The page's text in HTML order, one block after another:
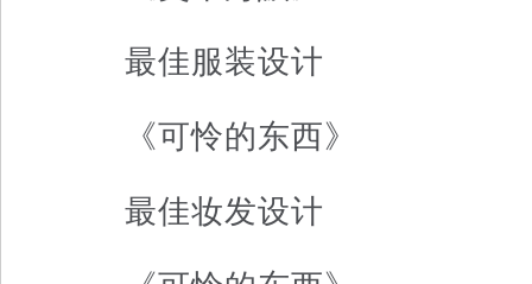
最佳服装设计
《可怜的东西》
最佳妆发设计